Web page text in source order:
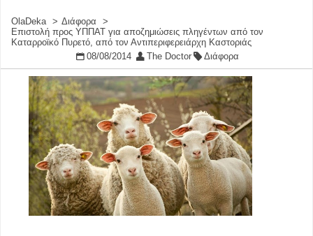
OlaDeka
Διάφορα
Επιστολή προς ΥΠΠΑΤ για αποζημιώσεις πληγέντων από τον
Καταρροϊκό Πυρετό, από τον Αντιπεριφερειάρχη Καστοριάς
08/08/2014
The Doctor Διάφορα